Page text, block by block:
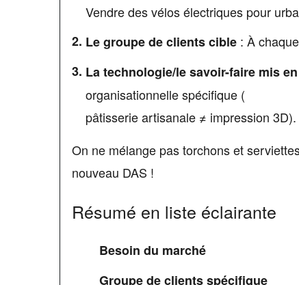
Vendre des vélos électriques pour
Le groupe de clients cible: À
La technologie/le savoir-faire mis
organisationnelle spécifique (
pâtisserie artisanale ≠ impression 3D).
On ne mélange pas torchons et
nouveau DAS !
Résumé en liste éclairante
Besoin du marché
Groupe de clients spécifique